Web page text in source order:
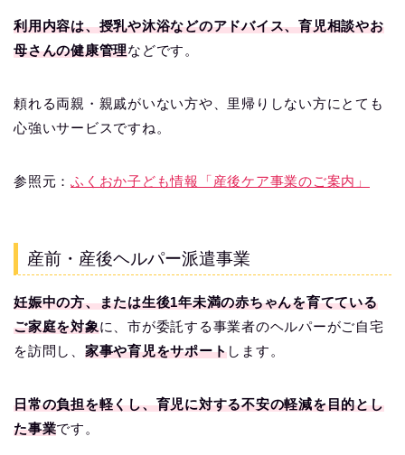
利用内容は、授乳や沐浴などのアドバイス、育児相談やお
母さんの健康管理などです。
頼れる両親・親戚がいない方や、里帰りしない方にとても
心強いサービスですね。
参照元：ふくおか子ども情報「産後ケア事業のご案内」
産前・産後ヘルパー派遣事業
妊娠中の方、または生後1年未満の赤ちゃんを育てている
ご家庭を対象に、市が委託する事業者のヘルパーがご自宅
を訪問し、 家事や育児をサポートします。
日常の負担を軽くし、育児に対する不安の軽減を目的とし
た事業です。